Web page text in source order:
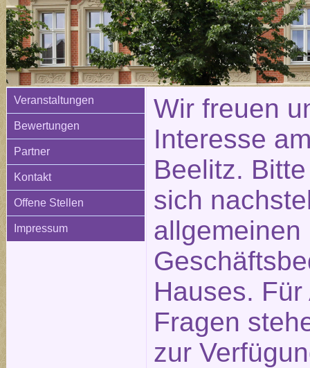
Veranstaltungen
Bewertungen
Partner
Kontakt
Offene Stellen
Impressum
Wir freuen
Interesse
Beelitz.
sich
allgemeinen
Hauses.
Fragen
zur